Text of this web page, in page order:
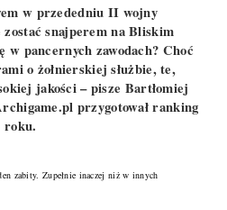
w przededniu II wojny
snajperem na Bliskim
pancernych zawodach? Choć
o żołnierskiej służbie, te,
jakości – pisze Bartłomiej
przygotował ranking
roku.
zabity. Zupełnie inaczej niż w innych